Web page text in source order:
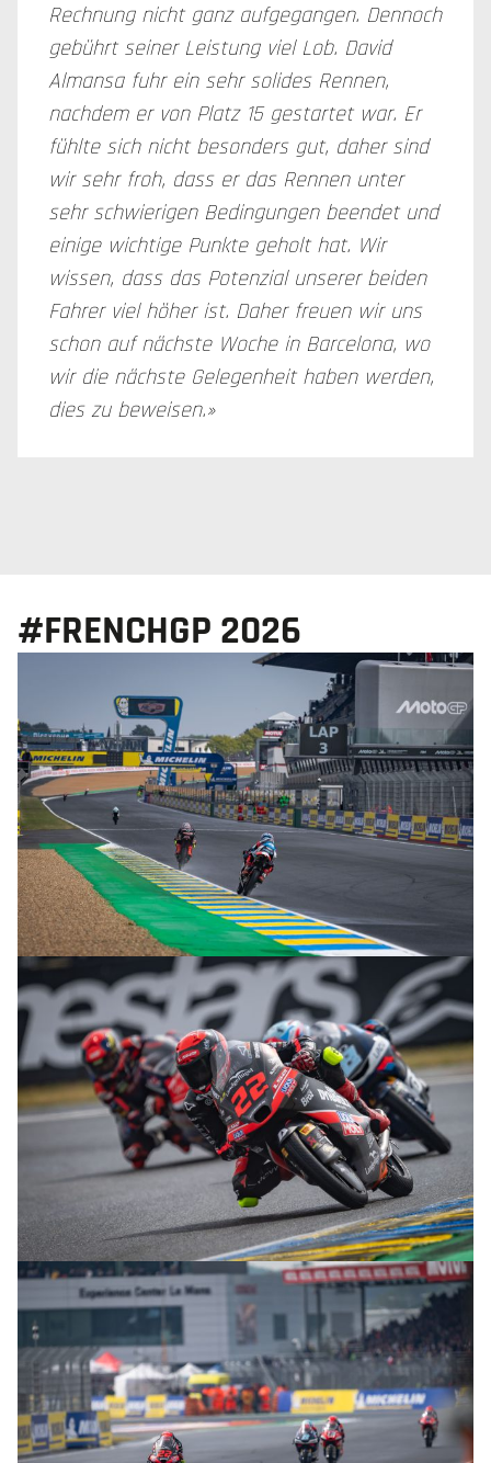
Rechnung nicht ganz aufgegangen. Dennoch
gebührt seiner Leistung viel Lob. David
Almansa fuhr ein sehr solides Rennen,
nachdem er von Platz 15 gestartet war. Er
fühlte sich nicht besonders gut, daher sind
wir sehr froh, dass er das Rennen unter
sehr schwierigen Bedingungen beendet und
einige wichtige Punkte geholt hat. Wir
wissen, dass das Potenzial unserer beiden
Fahrer viel höher ist. Daher freuen wir uns
schon auf nächste Woche in Barcelona, wo
wir die nächste Gelegenheit haben werden,
dies zu beweisen.»
#FRENCHGP 2026
© intactGP
© intactGP